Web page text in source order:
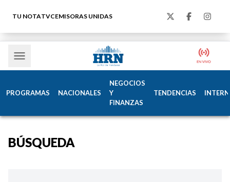
TU NOTATVCEMISORAS UNIDAS
PROGRAMAS NACIONALES
NEGOCIOS
Y
FINANZAS
TENDENCIAS
BÚSQUEDA